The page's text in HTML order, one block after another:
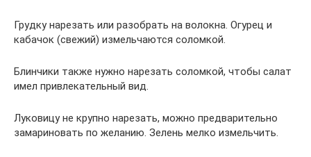
Грудку нарезать или разобрать на волокна. Огурец и
кабачок (свежий) измельчаются соломкой.
Блинчики также нужно нарезать соломкой, чтобы салат
имел привлекательный вид.
Луковицу не крупно нарезать, можно предварительно
замариновать по желанию. Зелень мелко измельчить.